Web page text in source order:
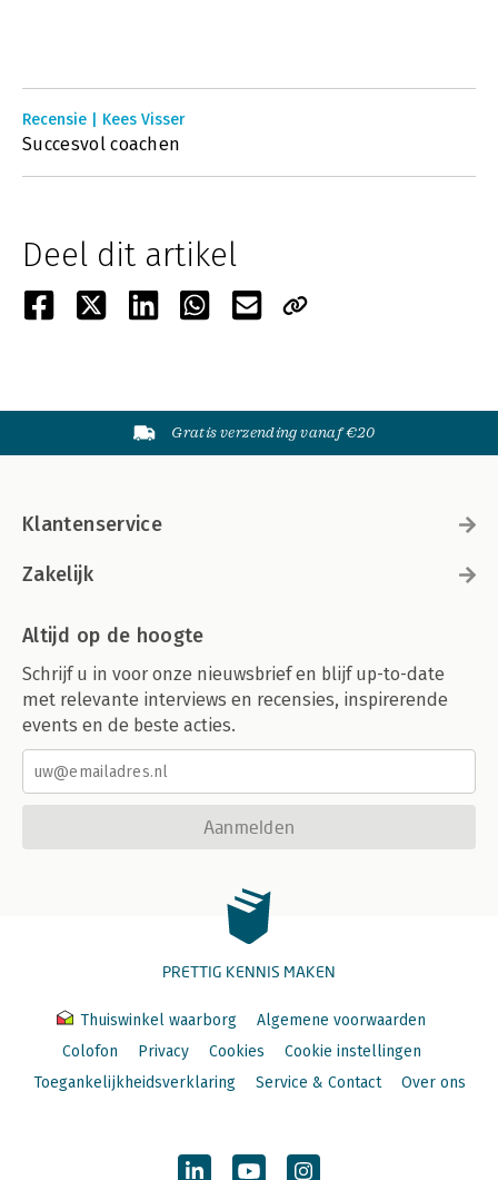
Recensie | Kees Visser
Succesvol coachen
Deel dit artikel
Gratis verzending vanaf €20
Klantenservice
Zakelijk
Altijd op de hoogte
Schrijf u in voor onze nieuwsbrief en blijf up-to-date
met relevante interviews en recensies, inspirerende
events en de beste acties.
Aanmelden
PRETTIG KENNIS MAKEN
Thuiswinkel waarborg
Algemene voorwaarden
Colofon
Privacy Cookies
Cookie instellingen
Toegankelijkheidsverklaring
Service & Contact Over ons